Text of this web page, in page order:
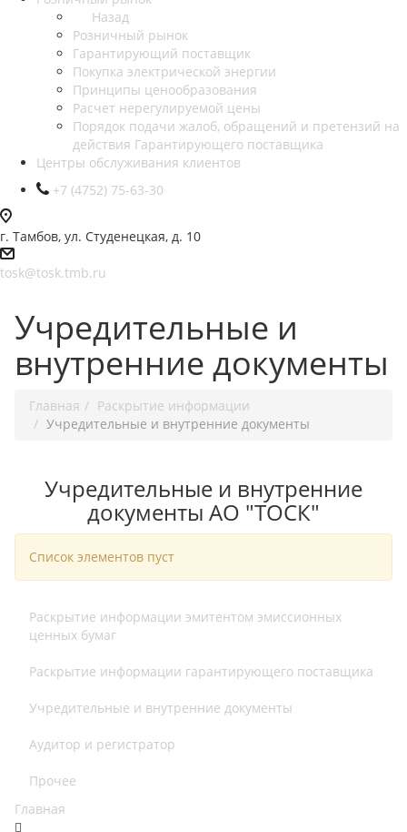
Назад
Розничный рынок
Гарантирующий поставщик
Покупка электрической энергии
Принципы ценообразования
Расчет нерегулируемой цены
Порядок подачи жалоб, обращений и претензий на
действия Гарантирующего поставщика
Центры обслуживания клиентов
+7 (4752) 75-63-30
г. Тамбов, ул. Студенецкая, д. 10
tosk@tosk.tmb.ru
Учредительные и
внутренние документы
Главная
Раскрытие информации
Учредительные и внутренние документы
Учредительные и внутренние
документы АО "ТОСК"
Список элементов пуст
Раскрытие информации эмитентом эмиссионных
ценных бумаг
Раскрытие информации гарантирующего поставщика
Учредительные и внутренние документы
Аудитор и регистратор
Прочее
Главная